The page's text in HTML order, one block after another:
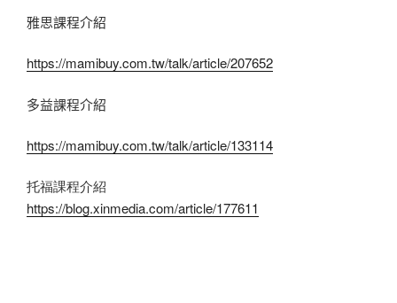
雅思課程介紹
https://mamibuy.com.tw/talk/article/207652
多益課程介紹
https://mamibuy.com.tw/talk/article/133114
托福課程介紹
https://blog.xinmedia.com/article/177611